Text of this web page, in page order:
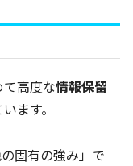
高度な情報保留
ます。
固有の強み」で